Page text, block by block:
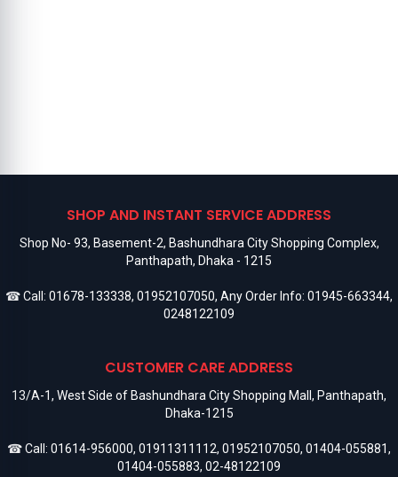
SHOP AND INSTANT SERVICE ADDRESS
Shop No- 93, Basement-2, Bashundhara City Shopping Complex,
Panthapath, Dhaka - 1215
☎ Call: 01678-133338, 01952107050, Any Order Info: 01945-663344,
0248122109
CUSTOMER CARE ADDRESS
13/A-1, West Side of Bashundhara City Shopping Mall, Panthapath,
Dhaka-1215
☎ Call: 01614-956000, 01911311112, 01952107050, 01404-055881,
01404-055883, 02-48122109